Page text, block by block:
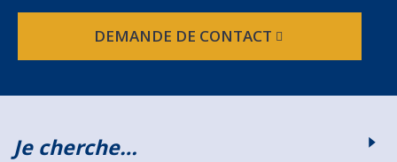
DEMANDE DE CONTACT
Je cherche…